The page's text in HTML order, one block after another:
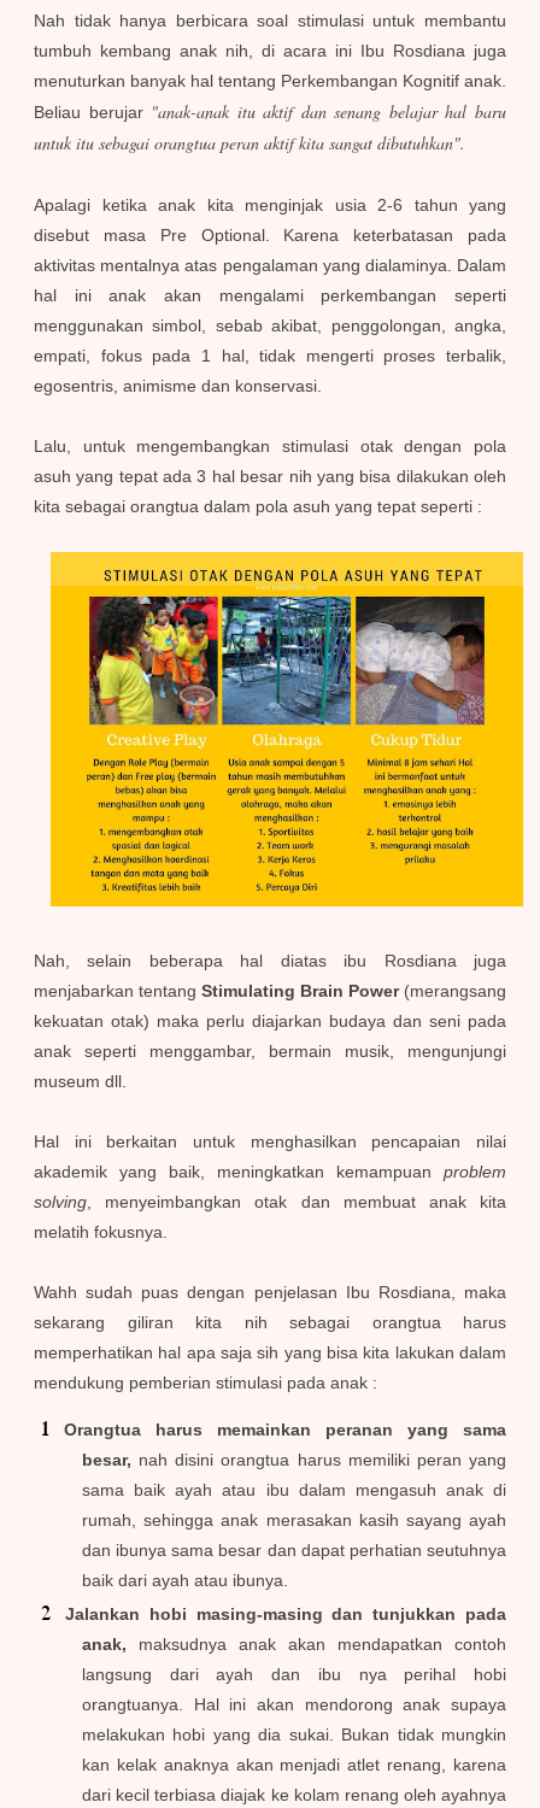
Nah tidak hanya berbicara soal stimulasi untuk membantu
tumbuh kembang anak nih, di acara ini Ibu Rosdiana juga
menuturkan banyak hal tentang Perkembangan Kognitif anak.
Beliau berujar "anak-anak itu aktif dan senang belajar hal baru
untuk itu sebagai orangtua peran aktif kita sangat dibutuhkan".
Apalagi ketika anak kita menginjak usia 2-6 tahun yang
disebut masa Pre Optional. Karena keterbatasan pada
aktivitas mentalnya atas pengalaman yang dialaminya. Dalam
hal ini anak akan mengalami perkembangan seperti
menggunakan simbol, sebab akibat, penggolongan, angka,
empati, fokus pada 1 hal, tidak mengerti proses terbalik,
egosentris, animisme dan konservasi.
Lalu, untuk mengembangkan stimulasi otak dengan pola
asuh yang tepat ada 3 hal besar nih yang bisa dilakukan oleh
kita sebagai orangtua dalam pola asuh yang tepat seperti :
Nah, selain beberapa hal diatas ibu Rosdiana juga
menjabarkan tentang Stimulating Brain Power(merangsang
kekuatan otak) maka perlu diajarkan budaya dan seni pada
anak seperti menggambar, bermain musik, mengunjungi
museum dll.
Hal ini berkaitan untuk menghasilkan pencapaian nilai
akademik yang baik, meningkatkan kemampuan problem
solving , menyeimbangkan otak dan membuat anak kita
melatih fokusnya.
Wahh sudah puas dengan penjelasan Ibu Rosdiana, maka
sekarang giliran kita nih sebagai orangtua harus
memperhatikan hal apa saja sih yang bisa kita lakukan dalam
mendukung pemberian stimulasi pada anak :
Orangtua harus memainkan peranan yang sama
besar, nah disini orangtua harus memiliki peran yang
sama baik ayah atau ibu dalam mengasuh anak di
rumah, sehingga anak merasakan kasih sayang ayah
dan ibunya sama besar dan dapat perhatian seutuhnya
baik dari ayah atau ibunya.
Jalankan hobi masing-masing dan tunjukkan pada
anak, maksudnya anak akan mendapatkan contoh
langsung dari ayah dan ibu nya perihal hobi
orangtuanya. Hal ini akan mendorong anak supaya
melakukan hobi yang dia sukai. Bukan tidak mungkin
kan kelak anaknya akan menjadi atlet renang, karena
dari kecil terbiasa diajak ke kolam renang oleh ayahnya